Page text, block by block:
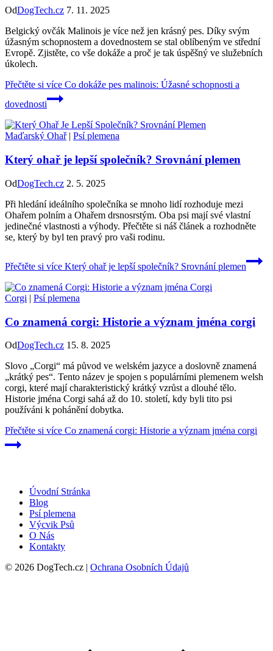
OdDogTech.cz 7. 11. 2025
Belgický ovčák Malinois je více než jen krásný pes. Díky svým
úžasným schopnostem a dovednostem se stal oblíbeným ve střední
Evropě. Zjistěte, co vše dokáže a proč je tak úspěšný ve služebních
úkolech.
Přečtěte si více Co dokáže pes malinois: Úžasné schopnosti a
dovednosti
Maďarský Ohař| Psí plemena
Který ohař je lepší společník? Srovnání plemen
OdDogTech.cz 2. 5. 2025
Při hledání ideálního společníka se mnoho lidí rozhoduje mezi
Ohařem polním a Ohařem drsnosrstým. Oba psi mají své vlastní
jedinečné vlastnosti a výhody. Přečtěte si náš článek a rozhodněte
se, který by byl ten pravý pro vaši rodinu.
Přečtěte si více Který ohař je lepší společník? Srovnání plemen
Corgi | Psí plemena
Co znamená corgi: Historie a význam jména corgi
OdDogTech.cz 15. 8. 2025
Slovo „Corgi“ má původ ve welském jazyce a doslovně znamená
„krátký pes“. Tento název je spojen s populárními plemenem welsh
corgi, které mají charakteristický krátký vzrůst a dlouhé tělo.
Historie jména Corgi sahá až do 10. století, kdy byli tito psi
používáni k pohánění dobytka.
Přečtěte si více Co znamená corgi: Historie a význam jména corgi
Úvodní Stránka
Blog
Psí plemena
Výcvik Psů
O Nás
Kontakty
© 2026 DogTech.cz | Ochrana Osobních Údajů